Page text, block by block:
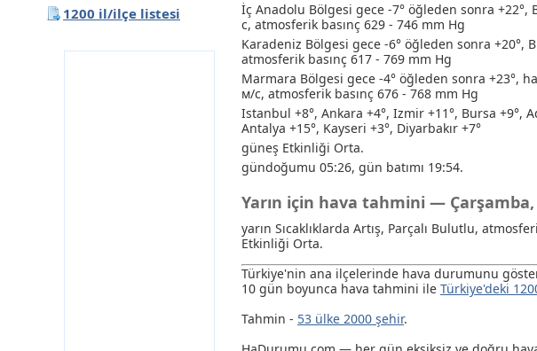
1200 il/ilçe listesi
İç Anadolu Bölgesi gece -7° öğleden sonra +22°,
с, atmosferik basınç 629 - 746 mm Hg
Karadeniz Bölgesi gece -6° öğleden sonra +20°,
atmosferik basınç 617 - 769 mm Hg
Marmara Bölgesi gece -4° öğleden sonra +23°,
м/с, atmosferik basınç 676 - 768 mm Hg
Istanbul +8°, Ankara +4°, Izmir +11°, Bursa +9°,
Antalya +15°, Kayseri +3°, Diyarbakır +7°
güneş Etkinliği Orta.
gündoğumu 05:26, gün batımı 19:54.
Yarın için hava tahmini — Çarşamba,
yarın Sıcaklıklarda Artış, Parçalı Bulutlu,
Etkinliği Orta.
Türkiye'nin ana ilçelerinde hava durumunu
10 gün boyunca hava tahmini ile Türkiye'deki
Tahmin - 53 ülke 2000 şehir.